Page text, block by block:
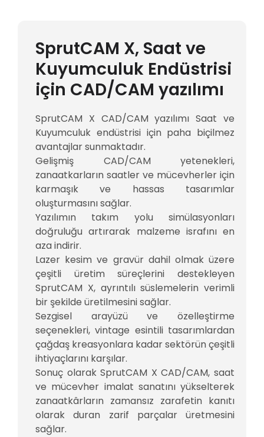
SprutCAM X, Saat ve
Kuyumculuk Endüstrisi
için CAD/CAM yazılımı
SprutCAM X CAD/CAM yazılımı Saat ve
Kuyumculuk endüstrisi için paha biçilmez
avantajlar sunmaktadır.
Gelişmiş CAD/CAM yetenekleri,
zanaatkarların saatler ve mücevherler için
karmaşık ve hassas tasarımlar
oluşturmasını sağlar.
Yazılımın takım yolu simülasyonları
doğruluğu artırarak malzeme israfını en
aza indirir.
Lazer kesim ve gravür dahil olmak üzere
çeşitli üretim süreçlerini destekleyen
SprutCAM X, ayrıntılı süslemelerin verimli
bir şekilde üretilmesini sağlar.
Sezgisel arayüzü ve özelleştirme
seçenekleri, vintage esintili tasarımlardan
çağdaş kreasyonlara kadar sektörün çeşitli
ihtiyaçlarını karşılar.
Sonuç olarak SprutCAM X CAD/CAM, saat
ve mücevher imalat sanatını yükselterek
zanaatkârların zamansız zarafetin kanıtı
olarak duran zarif parçalar üretmesini
sağlar.